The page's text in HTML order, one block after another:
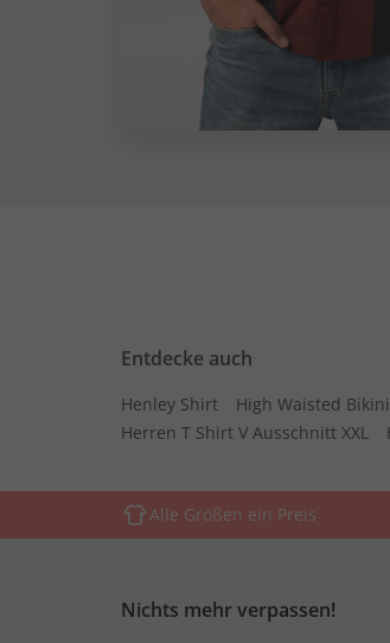
Entdecke auch
Henley Shirt High Waisted
Herren T Shirt V Ausschnitt XXL
Alle Größen ein Preis
Nichts mehr verpassen!